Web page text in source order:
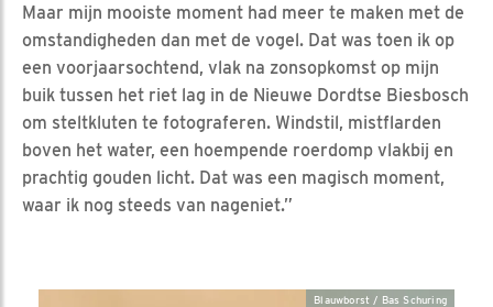
Maar mijn mooiste moment had meer te maken met de
omstandigheden dan met de vogel. Dat was toen ik op
een voorjaarsochtend, vlak na zonsopkomst op mijn
buik tussen het riet lag in de Nieuwe Dordtse Biesbosch
om steltkluten te fotograferen. Windstil, mistflarden
boven het water, een hoempende roerdomp vlakbij en
prachtig gouden licht. Dat was een magisch moment,
waar ik nog steeds van nageniet.”
Blauwborst / Bas Schuring